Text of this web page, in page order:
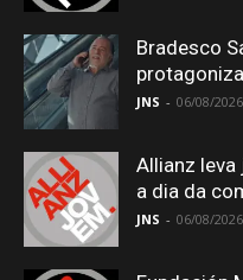
Bradesco
JNS - 06/08/2026
Allianz leva
a dia da
JNS - 06/08/2026